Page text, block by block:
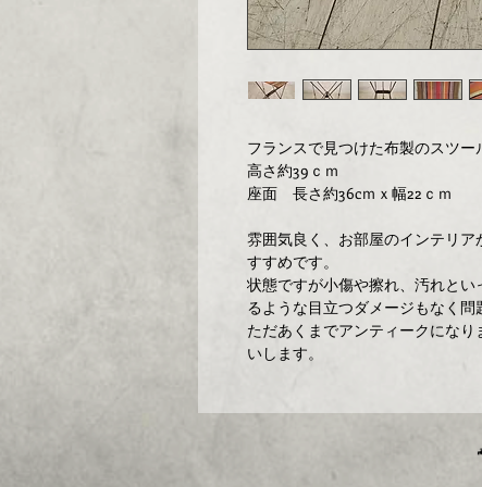
フランスで見つけた布製のスツー
高さ約39ｃｍ
座面 長さ約36cｍｘ幅22ｃｍ
雰囲気良く、お部屋のインテリ
すすめです。
状態ですが小傷や擦れ、汚れと
るような目立つダメージもなく問
ただあくまでアンティークにな
いします。